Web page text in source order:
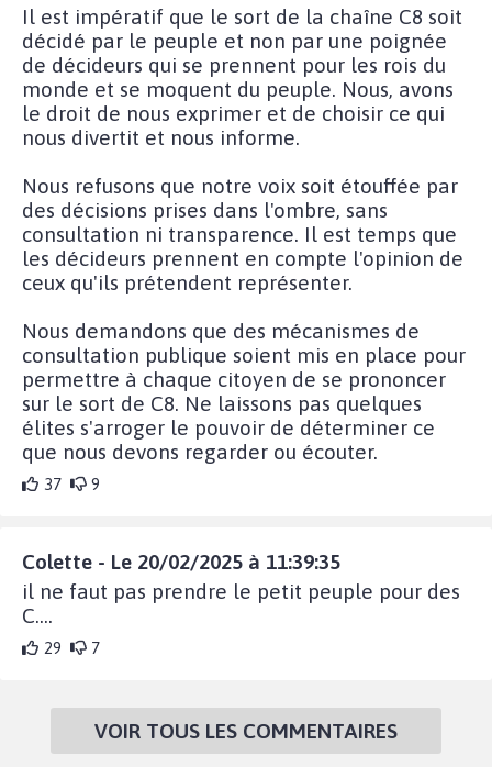
Il est impératif que le sort de la chaîne C8 soit
décidé par le peuple et non par une poignée
de décideurs qui se prennent pour les rois du
monde et se moquent du peuple. Nous, avons
le droit de nous exprimer et de choisir ce qui
nous divertit et nous informe.
Nous refusons que notre voix soit étouffée par
des décisions prises dans l'ombre, sans
consultation ni transparence. Il est temps que
les décideurs prennent en compte l'opinion de
ceux qu'ils prétendent représenter.
Nous demandons que des mécanismes de
consultation publique soient mis en place pour
permettre à chaque citoyen de se prononcer
sur le sort de C8. Ne laissons pas quelques
élites s'arroger le pouvoir de déterminer ce
que nous devons regarder ou écouter.
37 9
Colette - Le 20/02/2025 à 11:39:35
il ne faut pas prendre le petit peuple pour des
C....
29 7
VOIR TOUS LES COMMENTAIRES